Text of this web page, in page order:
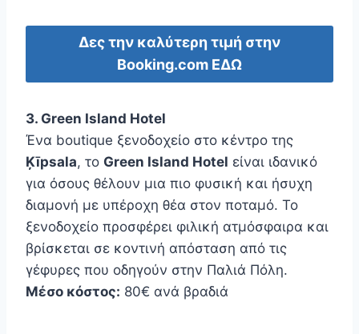
Δες την καλύτερη τιμή στην
Booking.com ΕΔΩ
3. Green Island Hotel
Ένα boutique ξενοδοχείο στο κέντρο της
Ķīpsala, το Green Island Hotel είναι ιδανικό
για όσους θέλουν μια πιο φυσική και ήσυχη
διαμονή με υπέροχη θέα στον ποταμό. Το
ξενοδοχείο προσφέρει φιλική ατμόσφαιρα και
βρίσκεται σε κοντινή απόσταση από τις
γέφυρες που οδηγούν στην Παλιά Πόλη.
Μέσο κόστος: 80€ ανά βραδιά